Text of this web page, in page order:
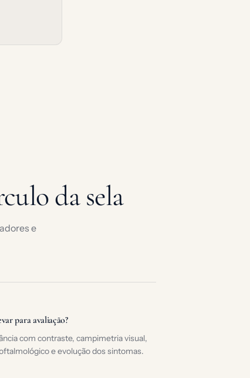
da sela
e
para avaliação?
com contraste, campimetria visual,
e evolução dos sintomas.